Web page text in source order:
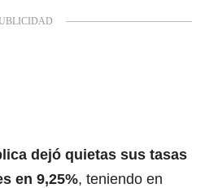
dejó quietas sus tasas
en 9,25%, teniendo en